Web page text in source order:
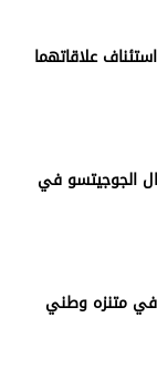
علاقاتهما
الجوجيتسو في
في متنزه وطني